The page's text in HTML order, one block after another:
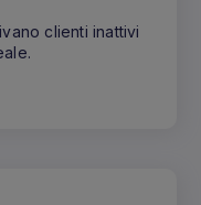
clienti inattivi